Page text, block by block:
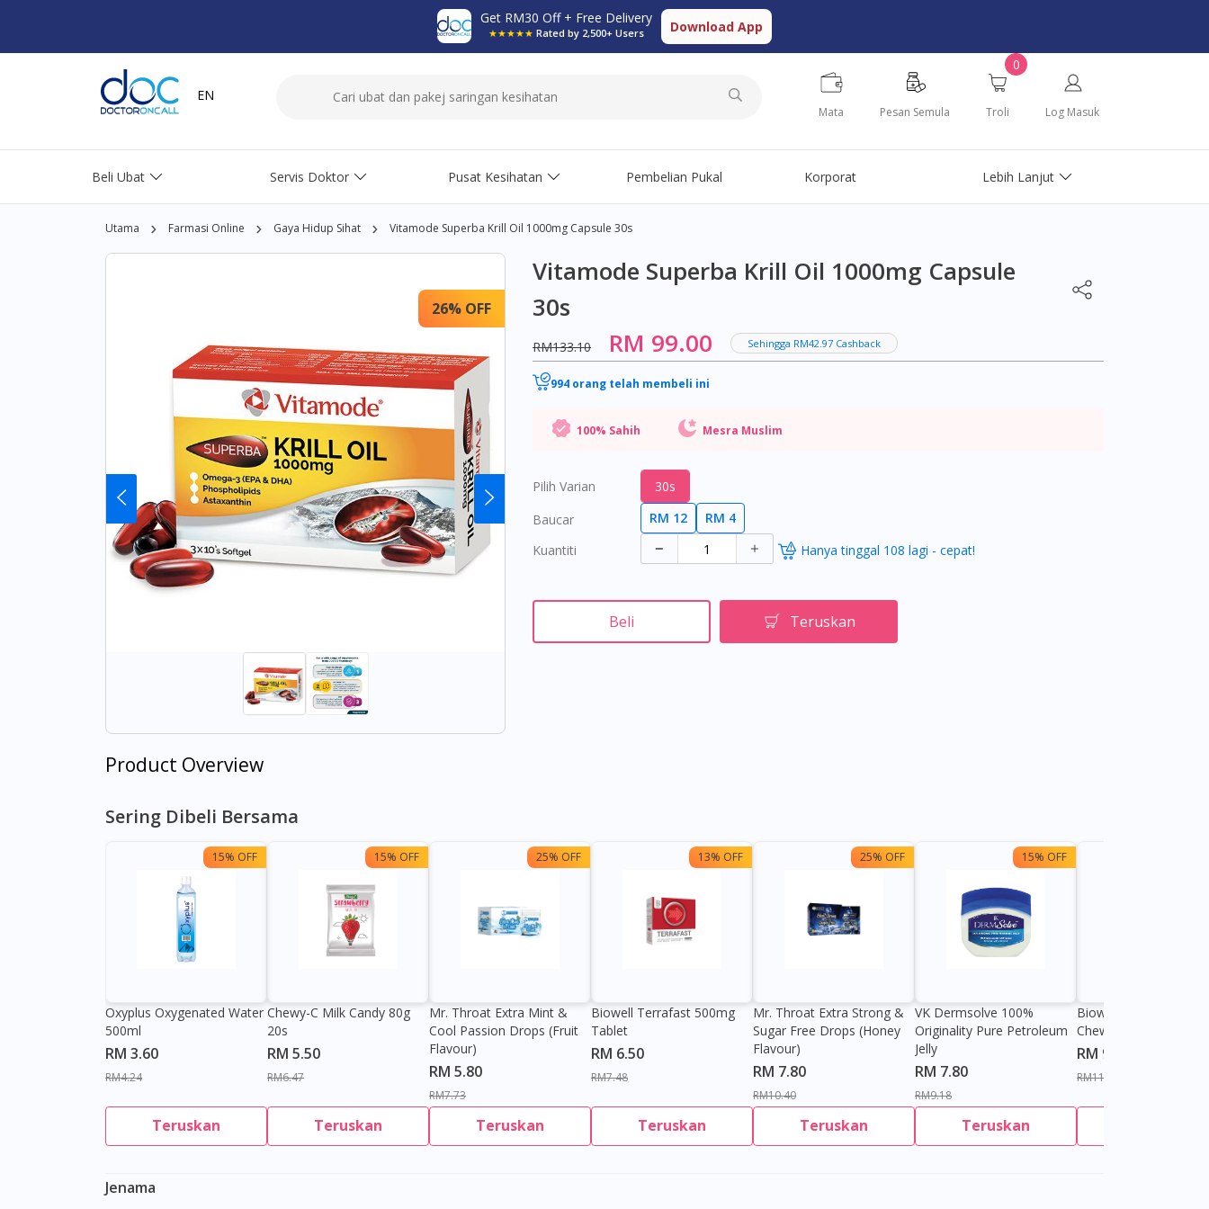
Get RM30 Off + Free Delivery
★★★★★ Rated by 2,500+ Users Download App
EN
Mata Pesan Semula
0
Troli Log Masuk
Beli Ubat Servis Doktor Pusat Kesihatan Pembelian Pukal Korporat Lebih Lanjut
Utama Farmasi Online Gaya Hidup Sihat Vitamode Superba Krill Oil 1000mg Capsule 30s
26% OFF
Vitamode Superba Krill Oil 1000mg Capsule
30s
RM133.10 RM 99.00 Sehingga RM42.97 Cashback
994 orang telah membeli ini
100% Sahih Mesra Muslim
Pilih Varian
30s
Baucar
RM 12
RM 4
Kuantiti
Hanya tinggal 108 lagi - cepat!
Beli Teruskan
Product Overview
Sering Dibeli Bersama
15% OFF
Oxyplus Oxygenated Water
500ml
RM 3.60
RM4.24
Teruskan
15% OFF
Chewy-C Milk Candy 80g
20s
RM 5.50
RM6.47
Teruskan
25% OFF
Mr. Throat Extra Mint &
Cool Passion Drops (Fruit
Flavour)
RM 5.80
RM7.73
Teruskan
13% OFF
Biowell Terrafast 500mg
Tablet
RM 6.50
RM7.48
Teruskan
25% OFF
Mr. Throat Extra Strong &
Sugar Free Drops (Honey
Flavour)
RM 7.80
RM10.40
Teruskan
15% OFF
VK Dermsolve 100%
Originality Pure Petroleum
Jelly
RM 7.80
RM9.18
Teruskan
Biowell Zeero 200mg
Chewable Tablet
RM 9.80
RM11.27
Jenama